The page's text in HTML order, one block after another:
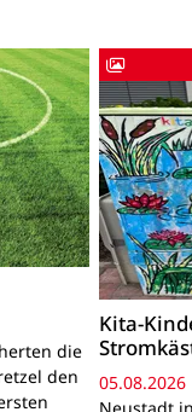
die
den
Kita-
05.08.2026